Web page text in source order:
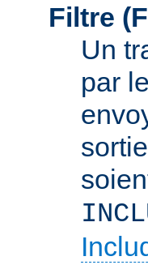
Filtre
Un
par